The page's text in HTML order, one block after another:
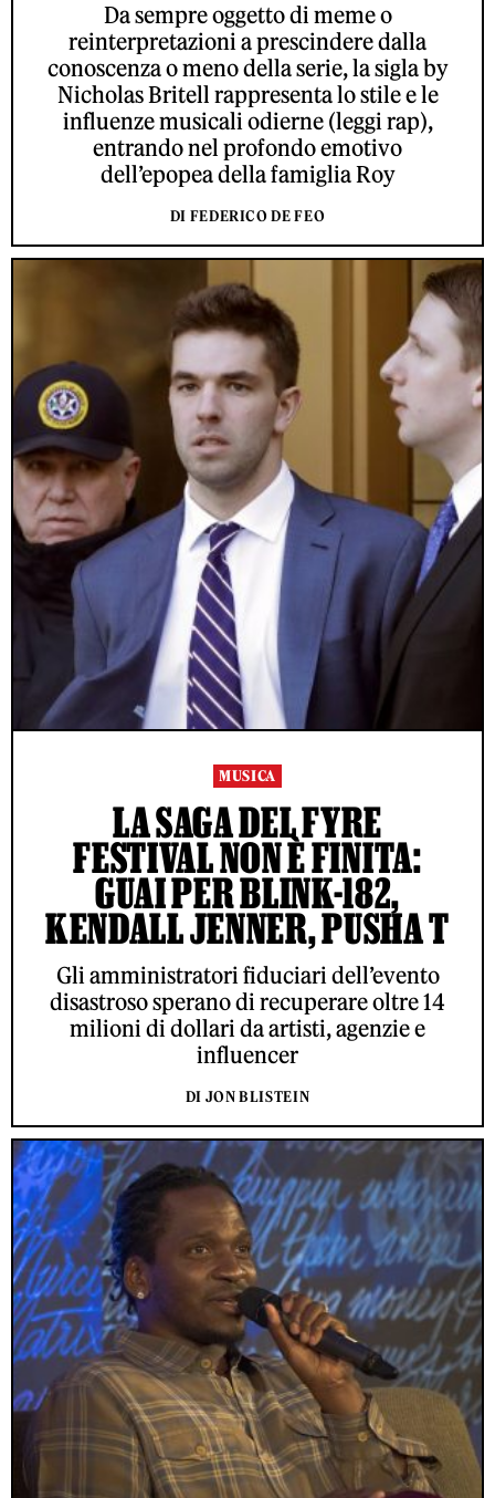
Da sempre oggetto di meme o
reinterpretazioni a prescindere dalla
conoscenza o meno della serie, la sigla by
Nicholas Britell rappresenta lo stile e le
influenze musicali odierne (leggi rap),
entrando nel profondo emotivo
dell’epopea della famiglia Roy
DI FEDERICO DE FEO
MUSICA
LA SAGA DEL FYRE
FESTIVAL NON È FINITA:
GUAI PER BLINK-182,
KENDALL JENNER, PUSHA T
Gli amministratori fiduciari dell’evento
disastroso sperano di recuperare oltre 14
milioni di dollari da artisti, agenzie e
influencer
DI JON BLISTEIN